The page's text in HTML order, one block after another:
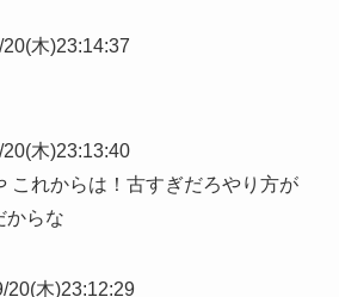
木)23:14:37
木)23:13:40
これからは！古すぎだろやり方が
からな
20(木)23:12:29